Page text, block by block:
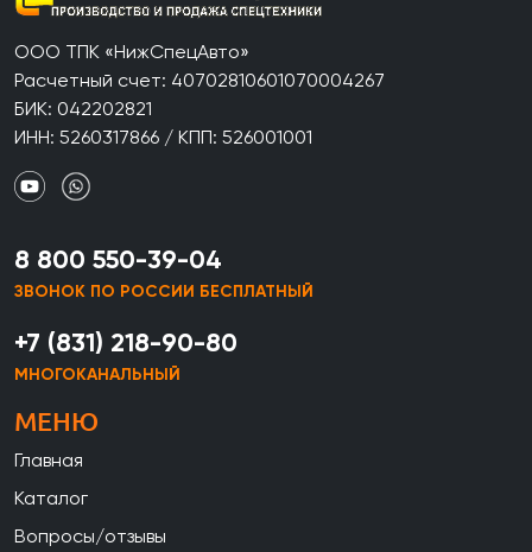
ООО ТПК «НижСпецАвто»
Расчетный счет: 40702810601070004267
БИК: 042202821
ИНН: 5260317866 / КПП: 526001001
8 800 550-39-04
ЗВОНОК ПО РОССИИ БЕСПЛАТНЫЙ
+7 (831) 218-90-80
МНОГОКАНАЛЬНЫЙ
МЕНЮ
Главная
Каталог
Вопросы/отзывы